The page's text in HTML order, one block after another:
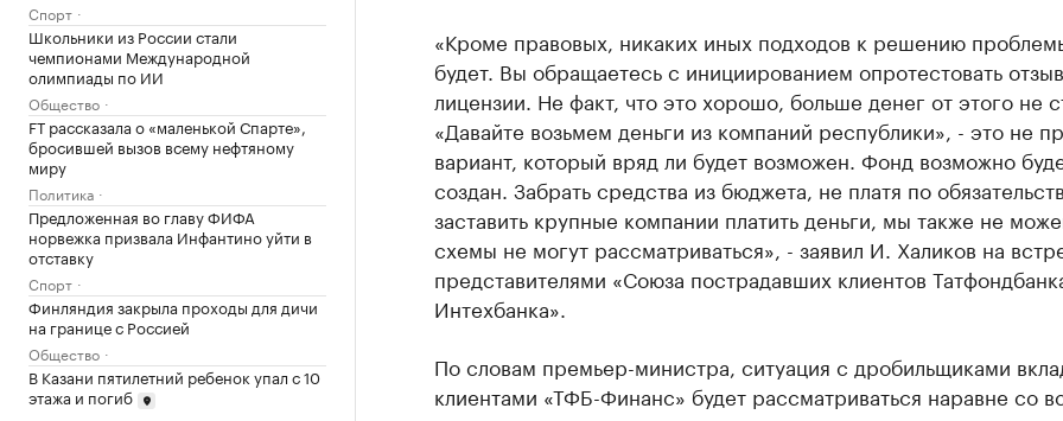
Спорт
Школьники из России стали
чемпионами Международной
олимпиады по ИИ
Общество
FT рассказала о «маленькой Спарте»,
бросившей вызов всему нефтяному
миру
Политика
Предложенная во главу ФИФА
норвежка призвала Инфантино уйти в
отставку
Спорт
Финляндия закрыла проходы для дичи
на границе с Россией
Общество
В Казани пятилетний ребенок упал с 10
этажа и погиб
«Кроме правовых, никаких иных подходов к решению
будет. Вы обращаетесь с инициированием опротестовать отзыв
лицензии. Не факт, что это хорошо, больше денег от этого не
«Давайте возьмем деньги из компаний республики», - это не
вариант, который вряд ли будет возможен. Фонд возможно
создан. Забрать средства из бюджета, не платя по
заставить крупные компании платить деньги, мы также не
схемы не могут рассматриваться», - заявил И. Халиков на
представителями «Союза пострадавших клиентов
Интехбанка».
По словам премьер-министра, ситуация с дробильщиками
клиентами «ТФБ-Финанс» будет рассматриваться наравне со